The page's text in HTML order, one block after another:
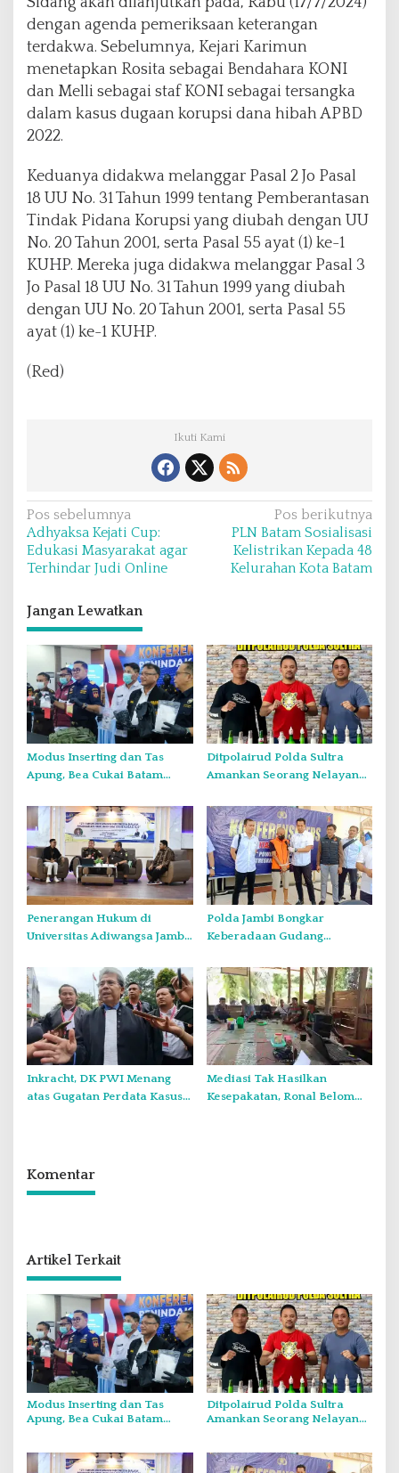
dengan agenda pemeriksaan keterangan
terdakwa. Sebelumnya, Kejari Karimun
menetapkan Rosita sebagai Bendahara KONI
dan Melli sebagai staf KONI sebagai tersangka
dalam kasus dugaan korupsi dana hibah APBD
2022.
Keduanya didakwa melanggar Pasal 2 Jo Pasal
18 UU No. 31 Tahun 1999 tentang Pemberantasan
Tindak Pidana Korupsi yang diubah dengan UU
No. 20 Tahun 2001, serta Pasal 55 ayat (1) ke-1
KUHP. Mereka juga didakwa melanggar Pasal 3
Jo Pasal 18 UU No. 31 Tahun 1999 yang diubah
dengan UU No. 20 Tahun 2001, serta Pasal 55
ayat (1) ke-1 KUHP.
(Red)
Ikuti Kami
N
a
v
g
a
s
i
p
o
s
Pos sebelumnya
Adhyaksa Kejati Cup:
Edukasi Masyarakat agar
Terhindar Judi Online
Pos berikutnya
PLN Batam Sosialisasi
Kelistrikan Kepada 48
Kelurahan Kota Batam
Jangan Lewatkan
Modus Inserting dan Tas
Apung, Bea Cukai Batam
Ditpolairud Polda Sultra
Amankan Seorang Nelayan
Perairan Pulau Bokori
Penerangan Hukum di
Universitas Adiwangsa Jambi,
Peran Akademisi dalam
Pemberantasan Judi Online
Polda Jambi Bongkar
Keberadaan Gudang
LPG Oplosan
Inkracht, DK PWI Menang
atas Gugatan Perdata Kasus
Mediasi Tak Hasilkan
Kesepakatan, Ronal Belom
Komentar
Artikel Terkait
Modus Inserting dan Tas
Apung, Bea Cukai Batam
Ditpolairud Polda Sultra
Amankan Seorang Nelayan